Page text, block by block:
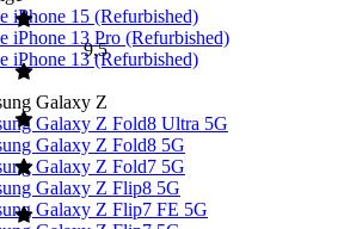
iPhone 15 (Refurbished)
iPhone 13 Pro (Refurbished)
iPhone 13 (Refurbished)
Galaxy Z
Galaxy Z Fold8 Ultra 5G
Galaxy Z Fold8 5G
Galaxy Z Fold7 5G
Galaxy Z Flip8 5G
Galaxy Z Flip7 FE 5G
9,5